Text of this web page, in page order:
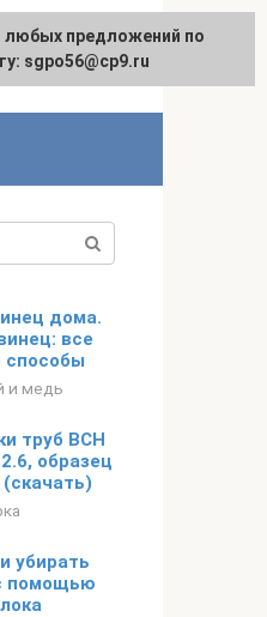
English
дома.
все
способы
и медь
труб ВСН
образец
убирать
помощью
любых предложений по
sgpo56@cp9.ru